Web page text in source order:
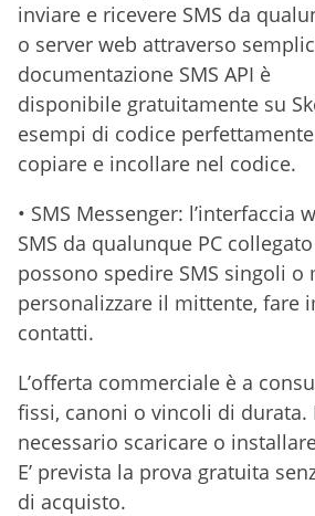
inviare e ricevere SMS da
o server web attraverso
documentazione SMS API è
disponibile gratuitamente su
esempi di codice
copiare e incollare nel codice.
• SMS Messenger: l’interfaccia
SMS da qualunque PC
possono spedire SMS singoli o
personalizzare il mittente, fare
contatti.
L’offerta commerciale è a
fissi, canoni o vincoli di durata.
necessario scaricare o
E’ prevista la prova gratuita
di acquisto.